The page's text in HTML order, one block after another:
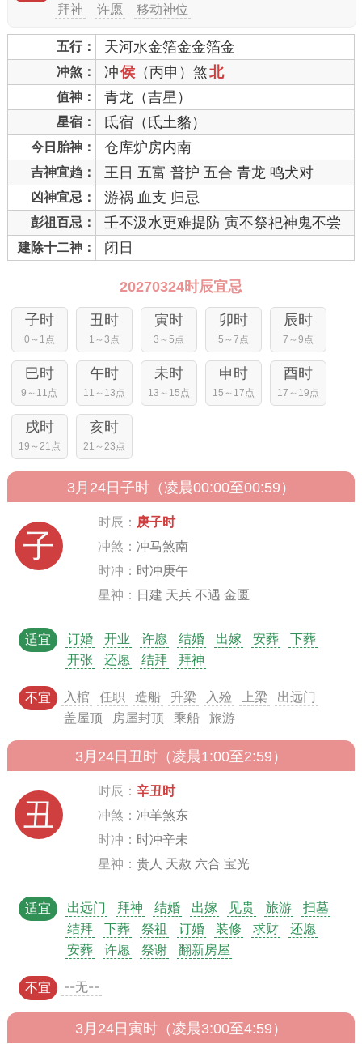
拜神
许愿 移动神位
五行： 天河水金箔金金箔金
冲煞： 冲侯（丙申）煞北
值神： 青龙（吉星）
星宿： 氐宿（氐土貉）
今日胎神： 仓库炉房内南
吉神宜趋： 王日 五富 普护 五合 青龙 鸣犬对
凶神宜忌： 游祸 血支 归忌
彭祖百忌： 壬不汲水更难提防 寅不祭祀神鬼不尝
建除十二神： 闭日
20270324时辰宜忌
子时
0～1点
丑时
1～3点
寅时
3～5点
卯时
5～7点
辰时
7～9点
巳时
9～11点
午时
11～13点
未时
13～15点
申时
15～17点
酉时
17～19点
戌时
19～21点
亥时
21～23点
3月24日子时（凌晨00:00至00:59）
子
时辰： 庚子时
冲煞： 冲马煞南
时冲： 时冲庚午
星神： 日建 天兵 不遇 金匮
适宜 订婚 开业 许愿 结婚 出嫁 安葬
下葬
开张
还愿 结拜 拜神
不宜 入棺 任职 造船 升梁 入殓 上梁
出远门
盖屋顶
房屋封顶 乘船 旅游
3月24日丑时（凌晨1:00至2:59）
丑
时辰： 辛丑时
冲煞： 冲羊煞东
时冲： 时冲辛未
星神： 贵人 天赦 六合 宝光
适宜 出远门 拜神 结婚 出嫁 见贵 旅游
扫墓
结拜
下葬 祭祖 订婚 装修 求财
还愿
安葬
许愿 祭谢 翻新房屋
不宜 --无--
3月24日寅时（凌晨3:00至4:59）